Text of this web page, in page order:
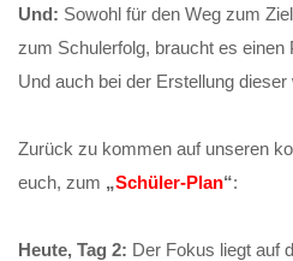
Und: Sowohl für den Weg zum
zum Schulerfolg, braucht es einen
Und auch bei der Erstellung dieser
Zurück zu kommen auf unseren
euch, zum „Schüler-Plan“:
Heute, Tag 2: Der Fokus liegt auf